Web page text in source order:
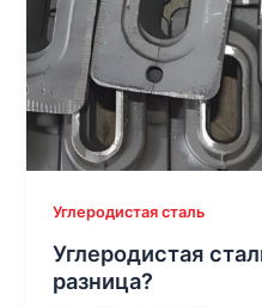
Углеродистая сталь
Углеродистая
разница?